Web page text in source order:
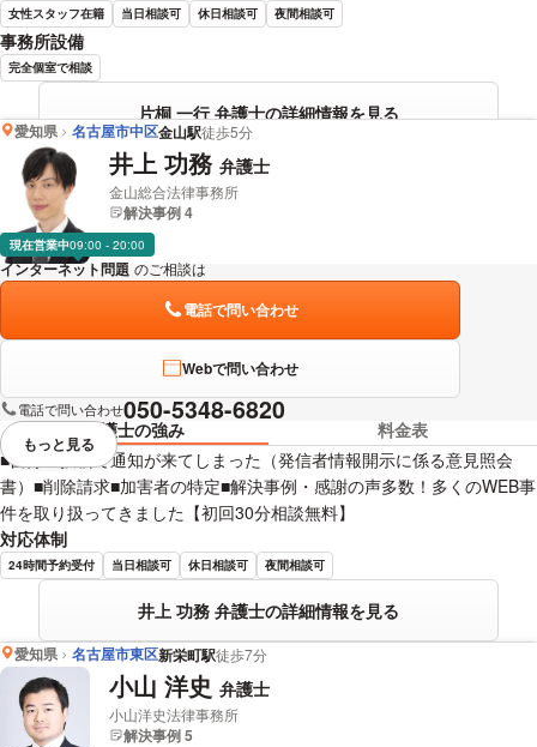
女性スタッフ在籍 当日相談可 休日相談可 夜間相談可
事務所設備
完全個室で相談
片桐 一行 弁護士の詳細情報を見る
愛知県 名古屋市中区金山駅徒歩5分
井上 功務 弁護士
金山総合法律事務所
解決事例 4
現在営業中09:00 - 20:00
インターネット問題 のご相談は
電話で問い合わせ
Webで問い合わせ
電話で問い合わせ050-5348-6820
弁護士の強み
料金表
■自分の投稿で通知が来てしまった（発信者情報開示に係る意見照会
書）■削除請求■加害者の特定■解決事例・感謝の声多数！多くのWEB事
件を取り扱ってきました【初回30分相談無料】
対応体制
24時間予約受付 当日相談可 休日相談可 夜間相談可
井上 功務 弁護士の詳細情報を見る
視覚的に省略されている要素を
もっと見る
愛知県 名古屋市東区新栄町駅徒歩7分
小山 洋史 弁護士
小山洋史法律事務所
解決事例 5